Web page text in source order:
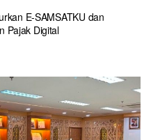
E-SAMSATKU dan
Pajak Digital